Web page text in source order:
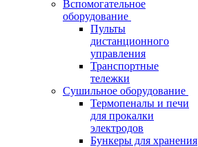
Вспомогательное
оборудование
Пульты
дистанционного
управления
Транспортные
тележки
Сушильное оборудование
Термопеналы и печи
для прокалки
электродов
Бункеры для хранения